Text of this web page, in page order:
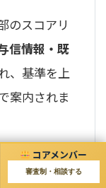
のスコアリ
信情報・既
、基準を上
案内されま
イナスにな
コアメンバー
審査制・相談する